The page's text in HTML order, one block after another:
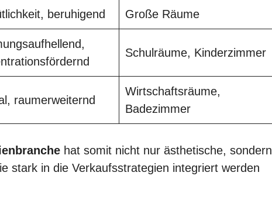
beruhigend Große Räume
Schulräume, Kinderzimmer
raumerweiternd
Wirtschaftsräume,
Badezimmer
hat somit nicht nur ästhetische, sondern
stark in die Verkaufsstrategien integriert werden